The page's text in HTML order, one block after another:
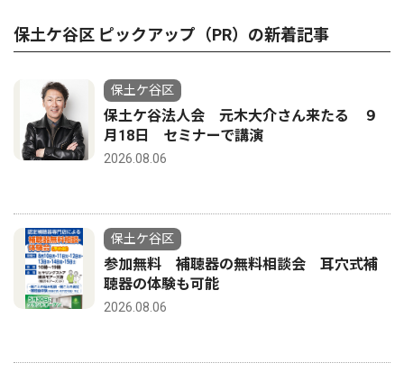
保土ケ谷区 ピックアップ（PR）の新着記事
保土ケ谷区
保土ケ谷法人会 元木大介さん来たる ９
月18日 セミナーで講演
2026.08.06
保土ケ谷区
参加無料 補聴器の無料相談会 耳穴式補
聴器の体験も可能
2026.08.06